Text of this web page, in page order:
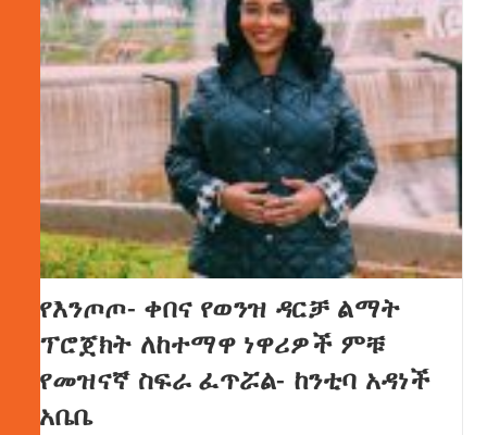
የእንጦጦ- ቀበና የወንዝ ዳርቻ ልማት
ፕሮጀክት ለከተማዋ ነዋሪዎች ምቹ
የመዝናኛ ስፍራ ፈጥሯል- ከንቲባ አዳነች
አቤቤ